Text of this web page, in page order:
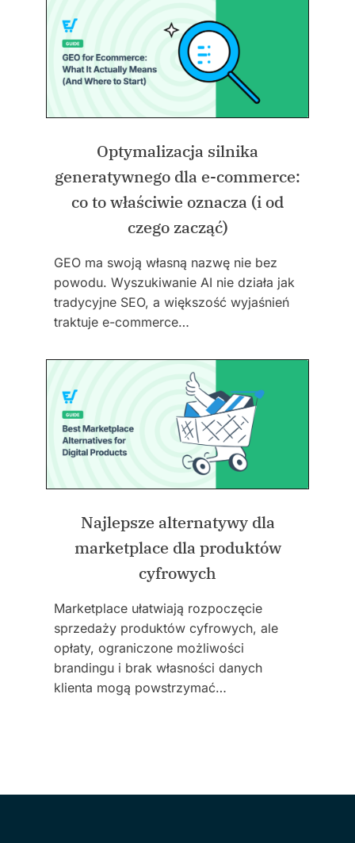
Optymalizacja silnika
generatywnego dla e-commerce:
co to właściwie oznacza (i od
czego zacząć)
GEO ma swoją własną nazwę nie bez
powodu. Wyszukiwanie AI nie działa jak
tradycyjne SEO, a większość wyjaśnień
traktuje e-commerce…
Najlepsze alternatywy dla
marketplace dla produktów
cyfrowych
Marketplace ułatwiają rozpoczęcie
sprzedaży produktów cyfrowych, ale
opłaty, ograniczone możliwości
brandingu i brak własności danych
klienta mogą powstrzymać…